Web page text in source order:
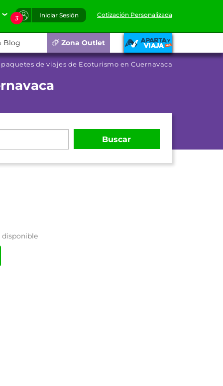
3 Iniciar Sesión Cotización Personalizada
Blog Zona Outlet
de viajes de Ecoturismo en Cuernavaca
Buscar